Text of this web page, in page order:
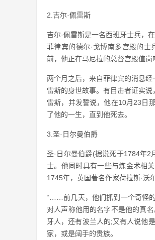
2.吉尔·佩雷斯
吉尔·佩雷斯是一名西班牙士兵，
菲律宾的德尔·戈博南多宫殿的
前，他正在马尼拉的总督宫殿值
两个月之后，来自菲律宾的消息
雷斯的身世故事。有目击者证实
雷斯，并发誓说，他在10月23日
了他的一生，直到他死去。
3.圣·日尔曼伯爵
圣·日尔曼伯爵(据说死于1784年
士。他同时具有一些与炼金术相
1745年，英国著名作家荷拉斯·沃
“……前几天，他们抓到一个奇怪
对人声称他用的名字不是他的真
牙人，还有波兰人的;又有人说他
家，或是阔手的贵族。